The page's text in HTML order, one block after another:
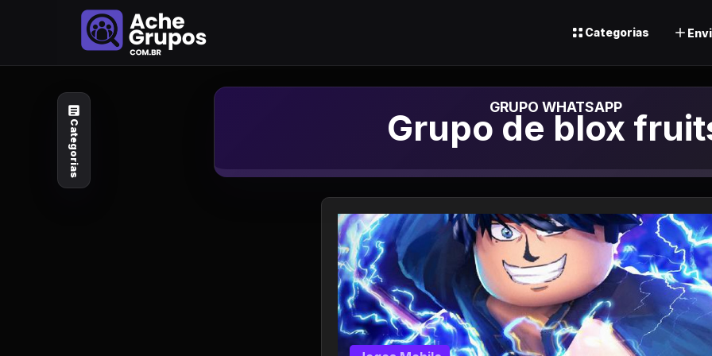
Categorias
Explore por
assunto
Animais e Natureza
Arte e Design
Categorias Grupo de
Grupo de blox